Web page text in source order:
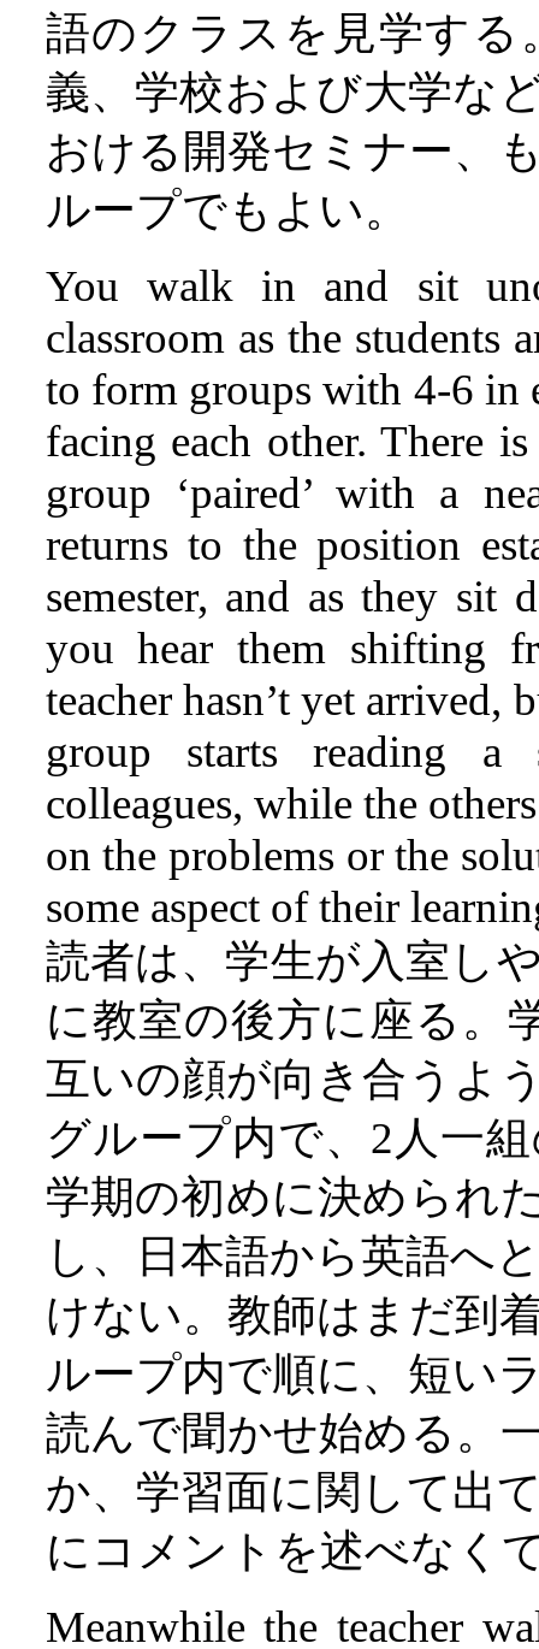
語のクラスを見学す
義、学校および大学な
おける開発セミナー、
ループでもよい。
You walk in and sit
classroom as the students
to form groups with 4-6 in
facing each other. There
group ‘paired’ with a
returns to the position
semester, and as they sit
you hear them shifting
teacher hasn’t yet arrived,
group starts reading
colleagues, while the
on the problems or the
some aspect of their
読者は、学生が入室し
に教室の後方に座る。
互いの顔が向き合うよ
グループ内で、2人一
学期の初めに決められ
し、日本語から英語へ
けない。教師はまだ到
ループ内で順に、短い
読んで聞かせ始める。
か、学習面に関して出
にコメントを述べなく
Meanwhile the teacher